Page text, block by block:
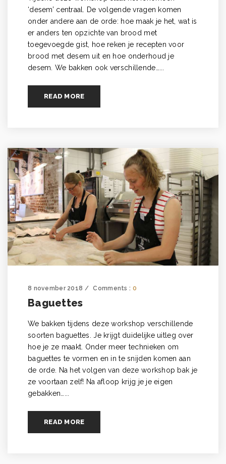
‘desem’ centraal. De volgende vragen komen
onder andere aan de orde: hoe maak je het, wat is
er anders ten opzichte van brood met
toegevoegde gist, hoe reken je recepten voor
brood met desem uit en hoe onderhoud je
desem. We bakken ook verschillende…...
READ MORE
8 november 2018 Comments : 0
Baguettes
We bakken tijdens deze workshop verschillende
soorten baguettes. Je krijgt duidelijke uitleg over
hoe je ze maakt. Onder meer technieken om
baguettes te vormen en in te snijden komen aan
de orde. Na het volgen van deze workshop bak je
ze voortaan zelf! Na afloop krijg je je eigen
gebakken…...
READ MORE